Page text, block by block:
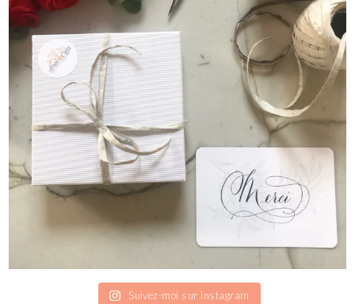
Suivez-moi sur Instagram